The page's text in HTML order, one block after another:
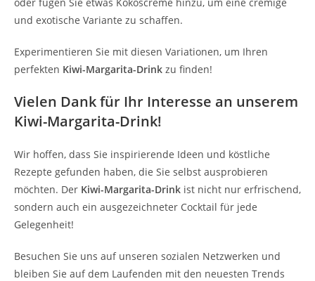
und exotische Variante zu schaffen.
Experimentieren Sie mit diesen Variationen, um Ihren
perfekten Kiwi-Margarita-Drink zu finden!
Vielen Dank für Ihr Interesse an unserem
Kiwi-Margarita-Drink!
Wir hoffen, dass Sie inspirierende Ideen und köstliche
Rezepte gefunden haben, die Sie selbst ausprobieren
möchten. Der Kiwi-Margarita-Drink ist nicht nur erfrischend,
sondern auch ein ausgezeichneter Cocktail für jede
Gelegenheit!
Besuchen Sie uns auf unseren sozialen Netzwerken und
bleiben Sie auf dem Laufenden mit den neuesten Trends